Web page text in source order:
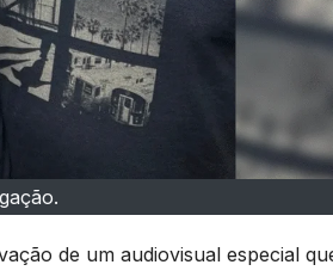
de um audiovisual especial